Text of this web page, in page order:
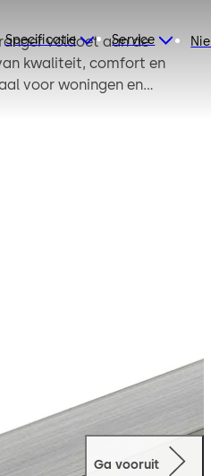
Specificatie Service
voldoet aan de
kwaliteit, comfort en
voor woningen en
Ga vooruit